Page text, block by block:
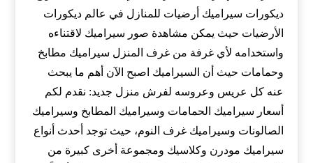
ديكورات سيراميك أرضيات للمنازل في عالم ديكورات
الأرضيات حيث يمكن مشاهدة صور سيراميك لاقتناءه
واستخدامه لأي غرفة من غرف المنزل سيراميك مطابخ
وحمامات حيث أن السيراميك اصبح الآن أهم ما يبحث
عنه كل عريس وعروسه لفرش منزل جديد: نقدم لكم
أسعار سيراميك الحمامات وسيراميك المطابخ وسيراميك
الصالونات وسيراميك غرف النوم، حيث توجد أحدث أنواع
سيراميك مودرن وكلاسيك ومجموعة أخرى كبيرة من